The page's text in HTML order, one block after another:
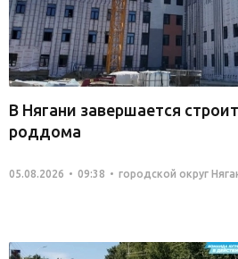
В Нягани завершается
роддома
05.08.2026 09:38 городской округ